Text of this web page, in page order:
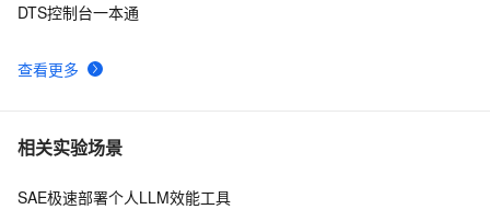
查看更多
DTS控制台一本通
相关实验场景
SAE极速部署个人LLM效能工具